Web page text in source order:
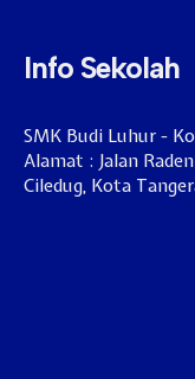
Info Sekolah
SMK Budi Luhur -
Alamat : Jalan
Ciledug, Kota